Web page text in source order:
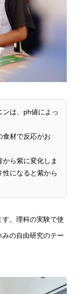
は、ph値によっ
食材で反応がお
ら紫に変化しま
になると紫から
。理科の実験で使
の自由研究のテー